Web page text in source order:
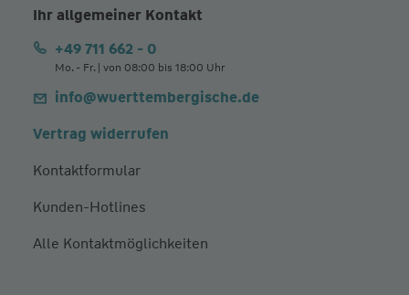
Ihr allgemeiner Kontakt
+49 711 662 - 0
Mo. - Fr. | von 08:00 bis 18:00 Uhr
info@wuerttembergische.de
Vertrag widerrufen
Kontaktformular
Kunden-Hotlines
Alle Kontaktmöglichkeiten